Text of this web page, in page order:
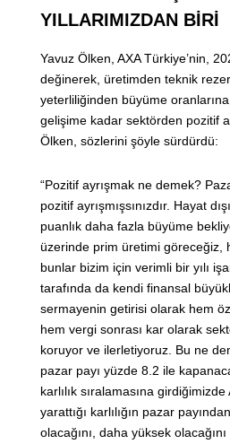
YILLARIMIZDAN BİRİ
Yavuz Ölken, AXA Türkiye’nin,
değinerek, üretimden teknik
yeterliliğinden büyüme
gelişime kadar sektörden pozitif
Ölken, sözlerini şöyle sürdürdü:
“Pozitif ayrışmak ne demek?
pozitif ayrışmışsınızdır. Hayat
puanlık daha fazla büyüme
üzerinde prim üretimi göreceğiz,
bunlar bizim için verimli bir yılı
tarafında da kendi finansal
sermayenin getirisi olarak hem
hem vergi sonrası kar olarak
koruyor ve ilerletiyoruz. Bu ne
pazar payı yüzde 8.2 ile
karlılık sıralamasına girdiğimizde
yarattığı karlılığın pazar
olacağını, daha yüksek